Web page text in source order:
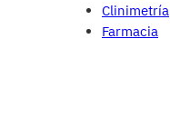
Clinimetría
Farmacia